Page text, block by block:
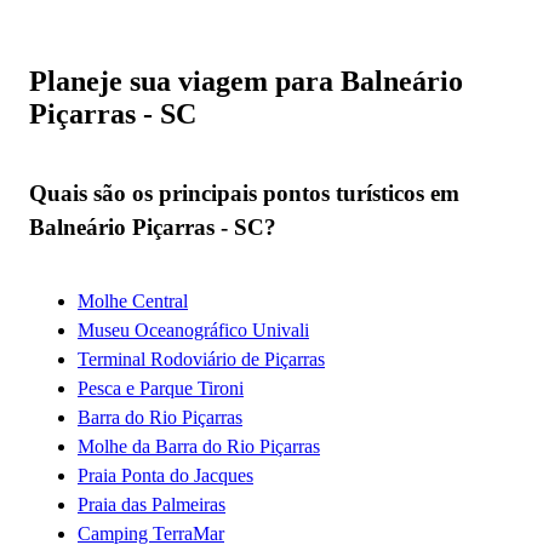
Planeje sua viagem para Balneário
Piçarras - SC
Quais são os principais pontos turísticos em
Balneário Piçarras - SC?
Molhe Central
Museu Oceanográfico Univali
Terminal Rodoviário de Piçarras
Pesca e Parque Tironi
Barra do Rio Piçarras
Molhe da Barra do Rio Piçarras
Praia Ponta do Jacques
Praia das Palmeiras
Camping TerraMar